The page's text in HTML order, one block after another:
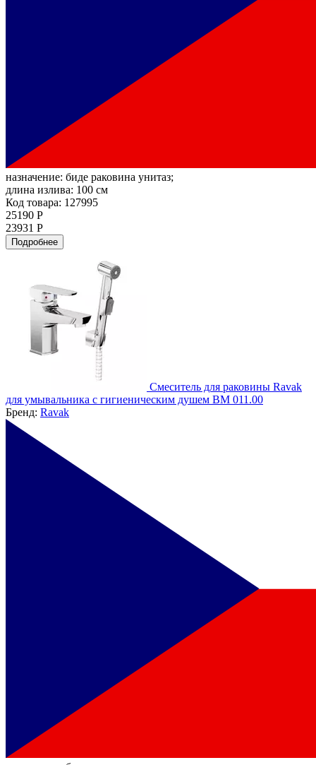
назначение: биде раковина унитаз;
длина излива: 100 см
Код товара: 127995
25190 Р
23931 Р
Подробнее
Смеситель для раковины Ravak
для умывальника с гигиеническим душем BM 011.00
Бренд: Ravak